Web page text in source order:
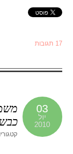
17 תגובות
03
יול
2010